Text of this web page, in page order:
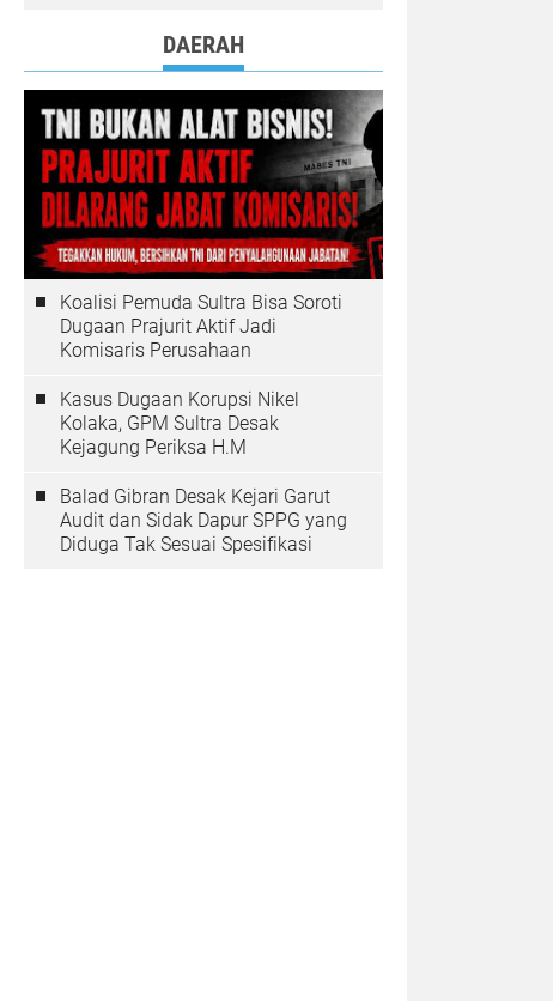
DAERAH
Koalisi Pemuda Sultra Bisa Soroti
Dugaan Prajurit Aktif Jadi
Komisaris Perusahaan
Kasus Dugaan Korupsi Nikel
Kolaka, GPM Sultra Desak
Kejagung Periksa H.M
Balad Gibran Desak Kejari Garut
Audit dan Sidak Dapur SPPG yang
Diduga Tak Sesuai Spesifikasi